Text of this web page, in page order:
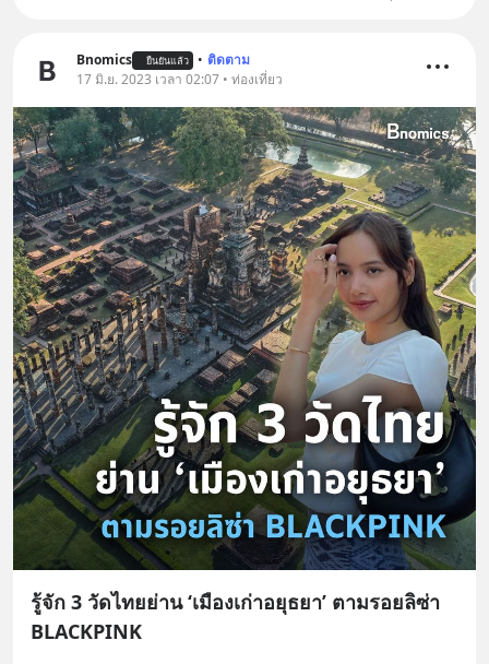
Bnomics ยืนยันแล้ว • ติดตาม
17 มิ.ย. 2023 เวลา 02:07 • ท่องเที่ยว
รู้จัก 3 วัดไทยย่าน ‘เมืองเก่าอยุธยา’ ตามรอยลิซ่า
BLACKPINK